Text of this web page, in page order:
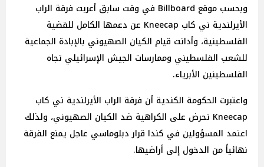
وبحسب موقع Billboard في وقت سابق أعربت فرقة الراب
الأيرلندية ني كاب Kneecap عن دعمها الكامل للقضية
الفلسطينية، وأدانت قيام الكيان الصهيوني بالإبادة الجماعية
للشعب الفلسطيني وممارسات الجيش الإسرائيلي تجاه
الفلسطينين الأبرياء.
واعتبرت الحكومة الكندية أن فرقة الراب الأيرلندية ني كاب
Kneecap تحرض على الكراهية ضد الكيان الصهيوني، ولذلك
اعتمد المسؤولين في كندا قرار دبلوماسي عاجل يمنع الفرقة
نهائياً من الدخول إلى أراضيها.